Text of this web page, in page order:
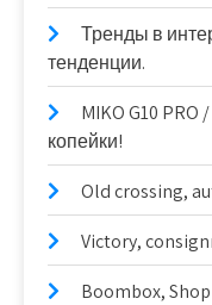
Тренды в
тенденции.
MIKO G10
копейки!
Old crossing,
Victory,
Boombox, Shop